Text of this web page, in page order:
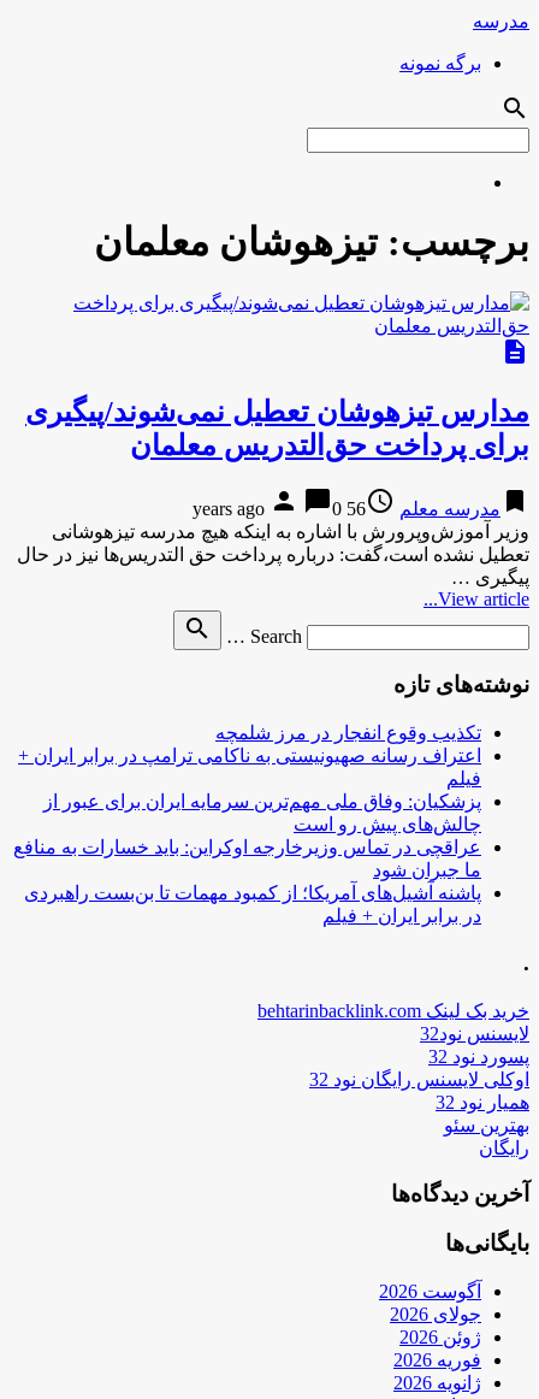
مدرسه
برگه نمونه
search
برچسب:تیزهوشان معلمان
description
مدارس تیزهوشان تعطیل نمی‌شوند/پیگیری
برای پرداخت حق‌التدریس‌ معلمان
bookmark مدرسه معلم access_time
56 years ago
person chat_bubble0
وزیر آموزش‌وپرورش با اشاره به اینکه هیچ مدرسه تیزهوشانی
تعطیل نشده است،‌گفت:‌ درباره پرداخت حق التدریس‌ها نیز در حال
پیگیری …
View article...
Search …
search
نوشته‌های تازه
تکذیب وقوع انفجار در مرز شلمچه
اعتراف رسانه صهیونیستی به ناکامی ترامپ در برابر ایران +
فیلم
پزشکیان: وفاق ملی مهم‌ترین سرمایه ایران برای عبور از
چالش‌های پیش رو است
عراقچی در تماس وزیرخارجه اوکراین: باید خسارات به منافع
ما جبران شود
پاشنه آشیل‌های آمریکا؛ از کمبود مهمات تا بن‌بست راهبردی
در برابر ایران + فیلم
.
خرید بک لینک behtarinbacklink.com
لایسنس نود32
پسورد نود 32
اوکلی لایسنس رایگان نود 32
همیار نود 32
بهترین سئو
رایگان
آخرین دیدگاه‌ها
بایگانی‌ها
آگوست 2026
جولای 2026
ژوئن 2026
فوریه 2026
ژانویه 2026